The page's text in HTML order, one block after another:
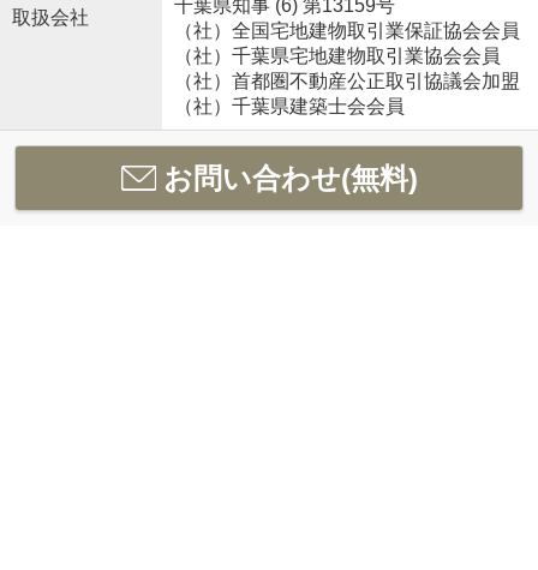
取扱会社
千葉県知事 (6) 第13159号
（社）全国宅地建物取引業保証協会会員
（社）千葉県宅地建物取引業協会会員
（社）首都圏不動産公正取引協議会加盟
（社）千葉県建築士会会員
お問い合わせ(無料)